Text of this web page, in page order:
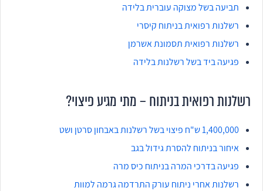
תביעה בשל מצוקה עוברית בלידה
רשלנות רפואית בניתוח קיסרי
רשלנות רפואית תסמונת אשרמן
פגיעה ביד בשל רשלנות בלידה
רשלנות רפואית בניתוח – מתי מגיע פיצוי?
1,400,000 ש"ח פיצוי בשל רשלנות באבחון סרטן ושט
איחור בניתוח להסרת גידול בגב
פגיעה בדרכי המרה בניתוח כיס מרה
רשלנות אחרי ניתוח עורק התרדמה גרמה למוות